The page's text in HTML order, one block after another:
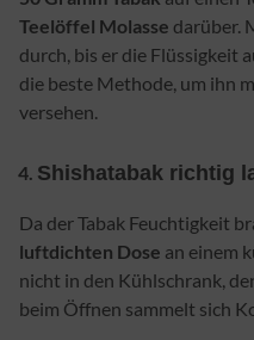
Teelöffel Molasse darüber.
durch, bis er die Flüssigkeit
die beste Methode, um ihn
versehen.
Shishatabak richtig
Da der Tabak Feuchtigkeit
luftdichten Dose an einem
nicht in den Kühlschrank,
beim Öffnen sammelt sich